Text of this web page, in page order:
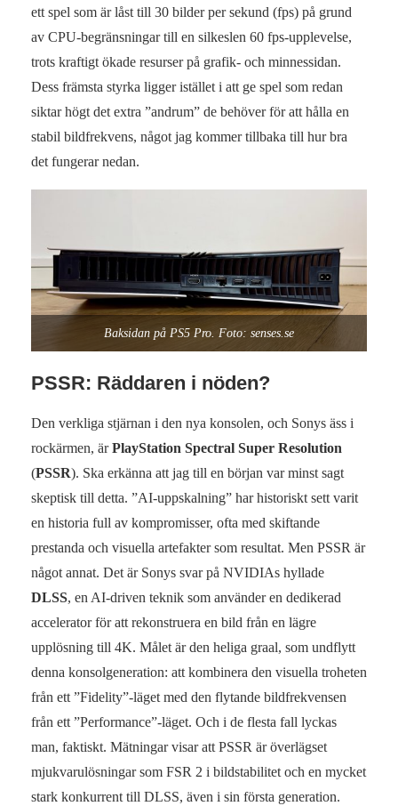
ett spel som är låst till 30 bilder per sekund (fps) på grund
av CPU-begränsningar till en silkeslen 60 fps-upplevelse,
trots kraftigt ökade resurser på grafik- och minnessidan.
Dess främsta styrka ligger istället i att ge spel som redan
siktar högt det extra ”andrum” de behöver för att hålla en
stabil bildfrekvens, något jag kommer tillbaka till hur bra
det fungerar nedan.
Baksidan på PS5 Pro. Foto: senses.se
PSSR: Räddaren i nöden?
Den verkliga stjärnan i den nya konsolen, och Sonys äss i
rockärmen, ärPlayStation Spectral Super Resolution
(PSSR). Ska erkänna att jag till en början var minst sagt
skeptisk till detta. ”AI-uppskalning” har historiskt sett varit
en historia full av kompromisser, ofta med skiftande
prestanda och visuella artefakter som resultat. Men PSSR är
något annat. Det är Sonys svar på NVIDIAs hyllade
DLSS, en AI-driven teknik som använder en dedikerad
accelerator för att rekonstruera en bild från en lägre
upplösning till 4K. Målet är den heliga graal, som undflytt
denna konsolgeneration: att kombinera den visuella troheten
från ett ”Fidelity”-läget med den flytande bildfrekvensen
från ett ”Performance”-läget. Och i de flesta fall lyckas
man, faktiskt. Mätningar visar att PSSR är överlägset
mjukvarulösningar som FSR 2 i bildstabilitet och en mycket
stark konkurrent till DLSS, även i sin första generation.